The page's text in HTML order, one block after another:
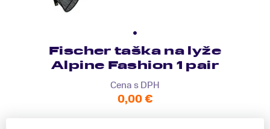
Fischer taška na lyže
Alpine Fashion 1 pair
Cena s DPH
0,00 €